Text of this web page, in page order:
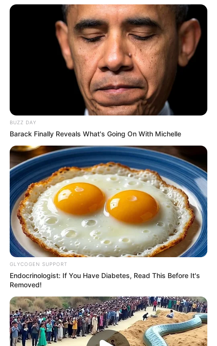
BUZZ DAY
Barack Finally Reveals What's Going On With Michelle
GLYCOGEN SUPPORT
Endocrinologist: If You Have Diabetes, Read This Before It's
Removed!